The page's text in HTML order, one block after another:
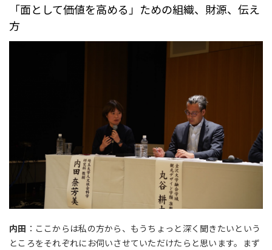
「面として価値を高める」ための組織、財源、伝え
方
内田 ：ここからは私の方から、もうちょっと深く聞きたいという
ところをそれぞれにお伺いさせていただけたらと思います。まず